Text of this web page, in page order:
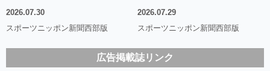
2026.07.30
スポーツニッポン新聞西部版
2026.07.29
スポーツニッポン新聞西部版
広告掲載誌リンク